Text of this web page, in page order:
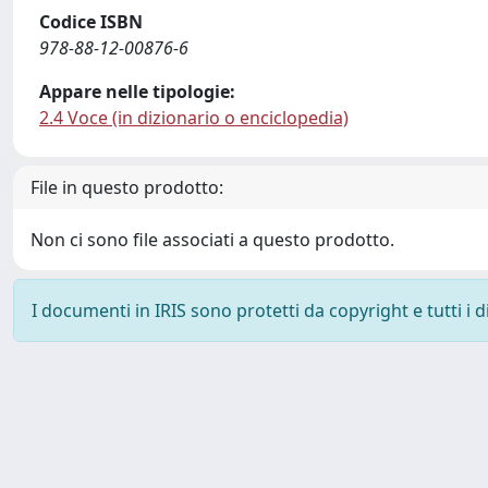
Codice ISBN
978-88-12-00876-6
Appare nelle tipologie:
2.4 Voce (in dizionario o enciclopedia)
File in questo prodotto:
Non ci sono file associati a questo prodotto.
I documenti in IRIS sono protetti da copyright e tutti i